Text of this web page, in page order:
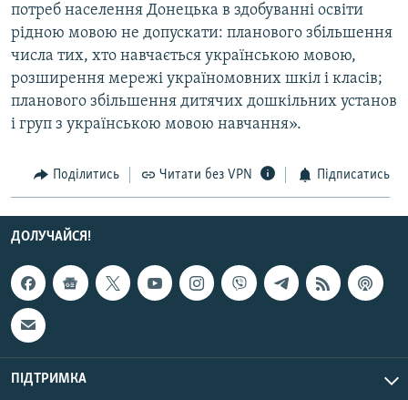
Усі сайти RFE/RL
потреб населення Донецька в здобуванні освіти
рідною мовою не допускати: планового збільшення
числа тих, хто навчається українською мовою,
розширення мережі україномовних шкіл і класів;
планового збільшення дитячих дошкільних установ
і груп з українською мовою навчання».
Поділитись Читати без VPN Підписатись
ДОЛУЧАЙСЯ!
ПІДТРИМКА